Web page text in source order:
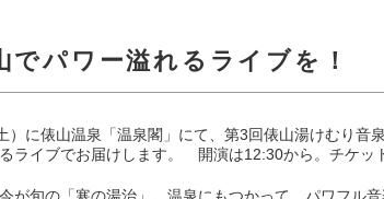
でパワー溢れるライブを！
）に俵山温泉「温泉閣」にて、第3回俵山湯けむり
ライブでお届けします。 開演は12:30から。チケッ